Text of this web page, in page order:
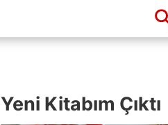
Yeni Kitabım Çıktı